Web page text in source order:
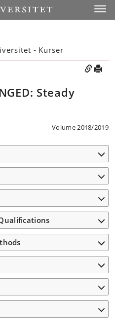
- Kurser
Steady
Volume 2018/2019